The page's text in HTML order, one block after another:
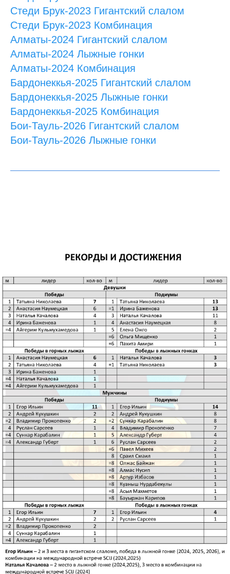
Стеди Брук-2023 Гигантский слалом
Стеди Брук-2023 Комбинация
Алматы-2024 Гигантский слалом
Алматы-2024 Лыжные гонки
Алматы-2024 Комбинация
Бардонеккья-2025 Гигантский слалом
Бардонеккья-2025 Лыжные гонки
Бардонеккья-2025 Комбинация
Бои-Тауль-2026 Гигантский слалом
Бои-Тауль-2026 Лыжные гонки